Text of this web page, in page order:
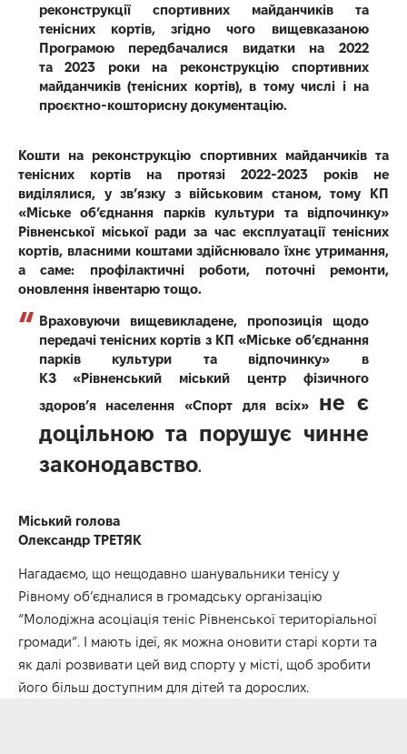
реконструкції спортивних майданчиків та
тенісних кортів, згідно чого вищевказаною
Програмою передбачалися видатки на 2022
та2023 роки на реконструкцію спортивних
майданчиків (тенісних кортів), в томучислі і на
проєктно-кошторисну документацію.
Кошти на реконструкцію спортивних майданчиків та
тенісних кортів на протязі 2022-2023 років не
виділялися, у зв’язку з військовим станом, тому КП
«Міське об’єднання парків культури та відпочинку»
Рівненської міської ради за час експлуатації тенісних
кортів, власними коштами здійснювало їхнє утримання,
а саме: профілактичні роботи, поточні ремонти,
оновлення інвентарю тощо.
Враховуючи вищевикладене, пропозиція щодо
передачі тенісних кортів з КП «Міське об’єднання
парків культури та відпочинку» в
КЗ«Рівненський міський центр фізичного
здоров’я населення «Спорт для всіх» не є
доцільною та порушує чинне
законодавство.
Міський голова
Олександр ТРЕТЯК
Нагадаємо, що нещодавно шанувальники тенісу у
Рівному об’єдналися в громадську організацію
“Молодіжна асоціація теніс Рівненської територіальної
громади”. І мають ідеї, як можна оновити старі корти та
як далі розвивати цей вид спорту у місті, щоб зробити
його більш доступним для дітей та дорослих.